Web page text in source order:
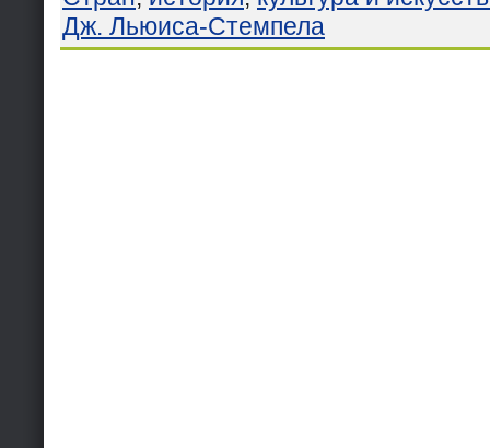
Дж. Льюиса-Стемпела